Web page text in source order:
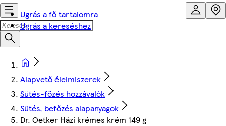
Ugrás a fő tartalomra
Ugrás a kereséshez
Alapvető élelmiszerek
Sütés-főzés hozzávalók
Sütés, befőzés alapanyagok
Dr. Oetker Házi krémes krém 149 g